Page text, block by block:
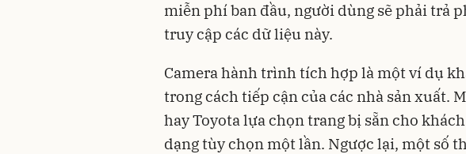
miễn phí ban đầu, người dùng sẽ phải trả
truy cập các dữ liệu này.
Camera hành trình tích hợp là một ví dụ
trong cách tiếp cận của các nhà sản xuất.
hay Toyota lựa chọn trang bị sẵn cho
dạng tùy chọn một lần. Ngược lại, một số